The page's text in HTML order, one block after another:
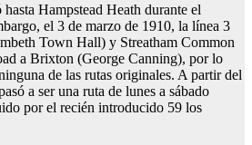
Hampstead Heath durante el
el 3 de marzo de 1910, la línea 3
Town Hall) y Streatham Common
a Brixton (George Canning), por lo
de las rutas originales. A partir del
a ser una ruta de lunes a sábado
por el recién introducido 59 los